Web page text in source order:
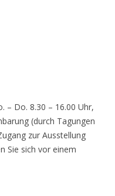
– Do. 8.30 – 16.00 Uhr,
(durch Tagungen
zur Ausstellung
Sie sich vor einem